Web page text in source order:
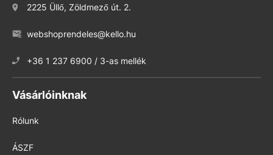
2225 Üllő, Zöldmező út. 2.
webshoprendeles@kello.hu
+36 1 237 6900 / 3-as mellék
Vásárlóinknak
Rólunk
ÁSZF